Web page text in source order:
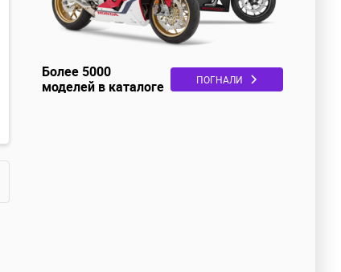
Более 5000
моделей в каталоге
ПОГНАЛИ